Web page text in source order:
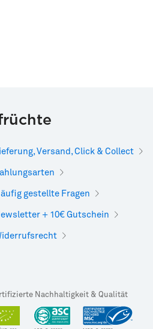
Versand, Click & Collect
gestellte Fragen
+ 10€ Gutschein
Nachhaltigkeit & Qualität